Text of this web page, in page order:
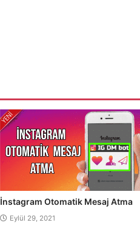
İnstagram Otomatik Mesaj Atma
Eylül 29, 2021